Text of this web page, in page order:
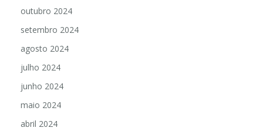
outubro 2024
setembro 2024
agosto 2024
julho 2024
junho 2024
maio 2024
abril 2024